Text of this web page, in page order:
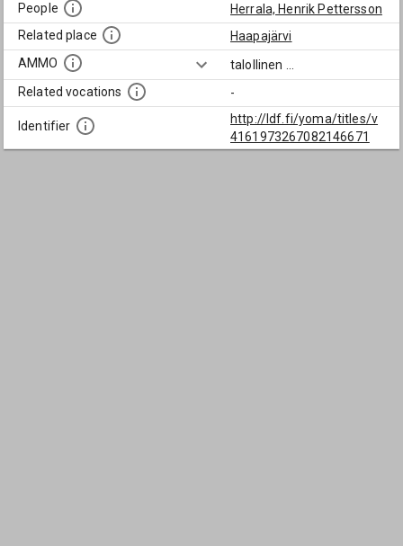
People
Herrala, Henrik Pettersson
Related place
Haapajärvi
AMMO
talollinen
Related vocations
-
Identifier
http://ldf.fi/yoma/titles/v
4161973267082146671